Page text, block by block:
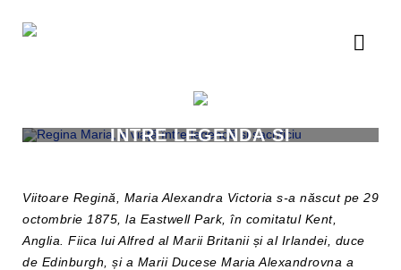
REGINA MARIA, O VIAȚĂ
ÎNTRE LEGENDĂ ȘI
Viitoare Regină, Maria Alexandra Victoria s-a născut pe 29
octombrie 1875, la Eastwell Park, în comitatul Kent,
Anglia. Fiica lui Alfred al Marii Britanii și al Irlandei, duce
de Edinburgh, și a Marii Ducese Maria Alexandrovna a